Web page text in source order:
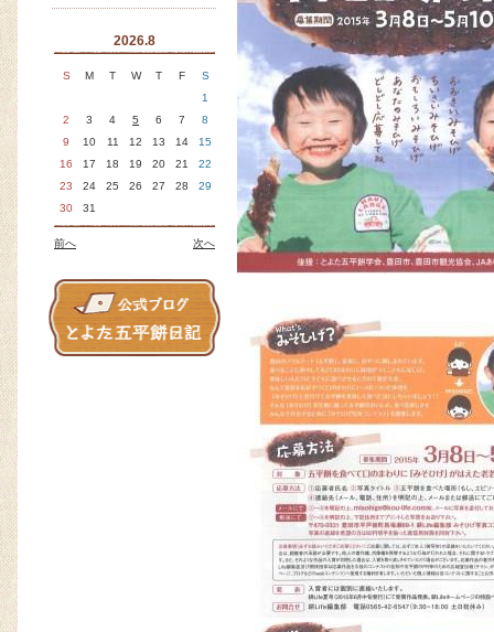
2026.8
S M T W T F
S
1
2
3 4 5 6 7
8
9
10 11 12 13 14
15
16
17 18 19 20 21
22
23
24 25 26 27 28
29
30
31
次へ
前へ